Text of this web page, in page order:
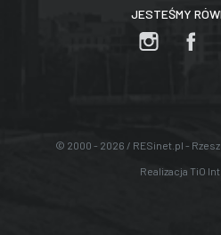
JESTEŚMY
© 2000 - 2026 / RESinet.pl -
Realizacja TiO